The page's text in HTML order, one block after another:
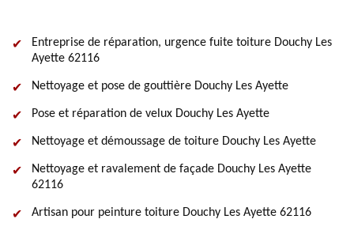
Entreprise de réparation, urgence fuite toiture Douchy Les
Ayette 62116
Nettoyage et pose de gouttière Douchy Les Ayette
Pose et réparation de velux Douchy Les Ayette
Nettoyage et démoussage de toiture Douchy Les Ayette
Nettoyage et ravalement de façade Douchy Les Ayette
62116
Artisan pour peinture toiture Douchy Les Ayette 62116